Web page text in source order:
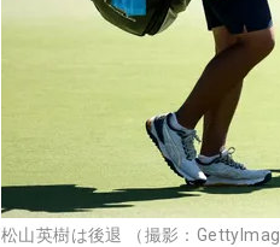
松山英樹は後退 （撮影：